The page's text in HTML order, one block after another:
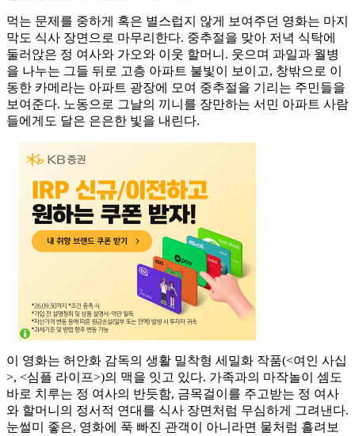
먹는 문제를 중하게 혹은 별스럽지 않게 보여주던 영화는 마지
막도 식사 장면으로 마무리한다. 중추절을 맞아 저녁 식탁에
둘러앉은 정 여사와 가오와 이웃 할머니. 웃으며 과일과 월병
을 나누는 그들 뒤로 고층 아파트 불빛이 보이고, 창밖으로 이
동한 카메라는 아파트 광장에 모여 중추절을 기리는 주민들을
보여준다. 노동으로 그날의 끼니를 장만하는 서민 아파트 사람
들에게도 달은 은은한 빛을 내린다.
이 영화는 허안화 감독의 생활 밀착형 세밀화 작품(<여인 사십
>, <심플 라이프>)의 맥을 잇고 있다. 가족과의 마작놀이 셈도
바로 치루는 정 여사의 반듯함, 금목걸이를 주고받는 정 여사
와 할머니의 정서적 연대를 식사 장면처럼 무심하게 그려낸다.
눈썰미 좋은, 영화에 푹 빠진 관객이 아니라면 물처럼 흘려보